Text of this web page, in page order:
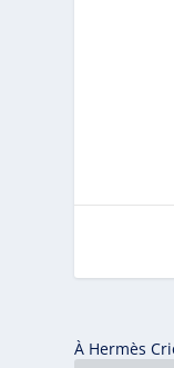
À Hermès